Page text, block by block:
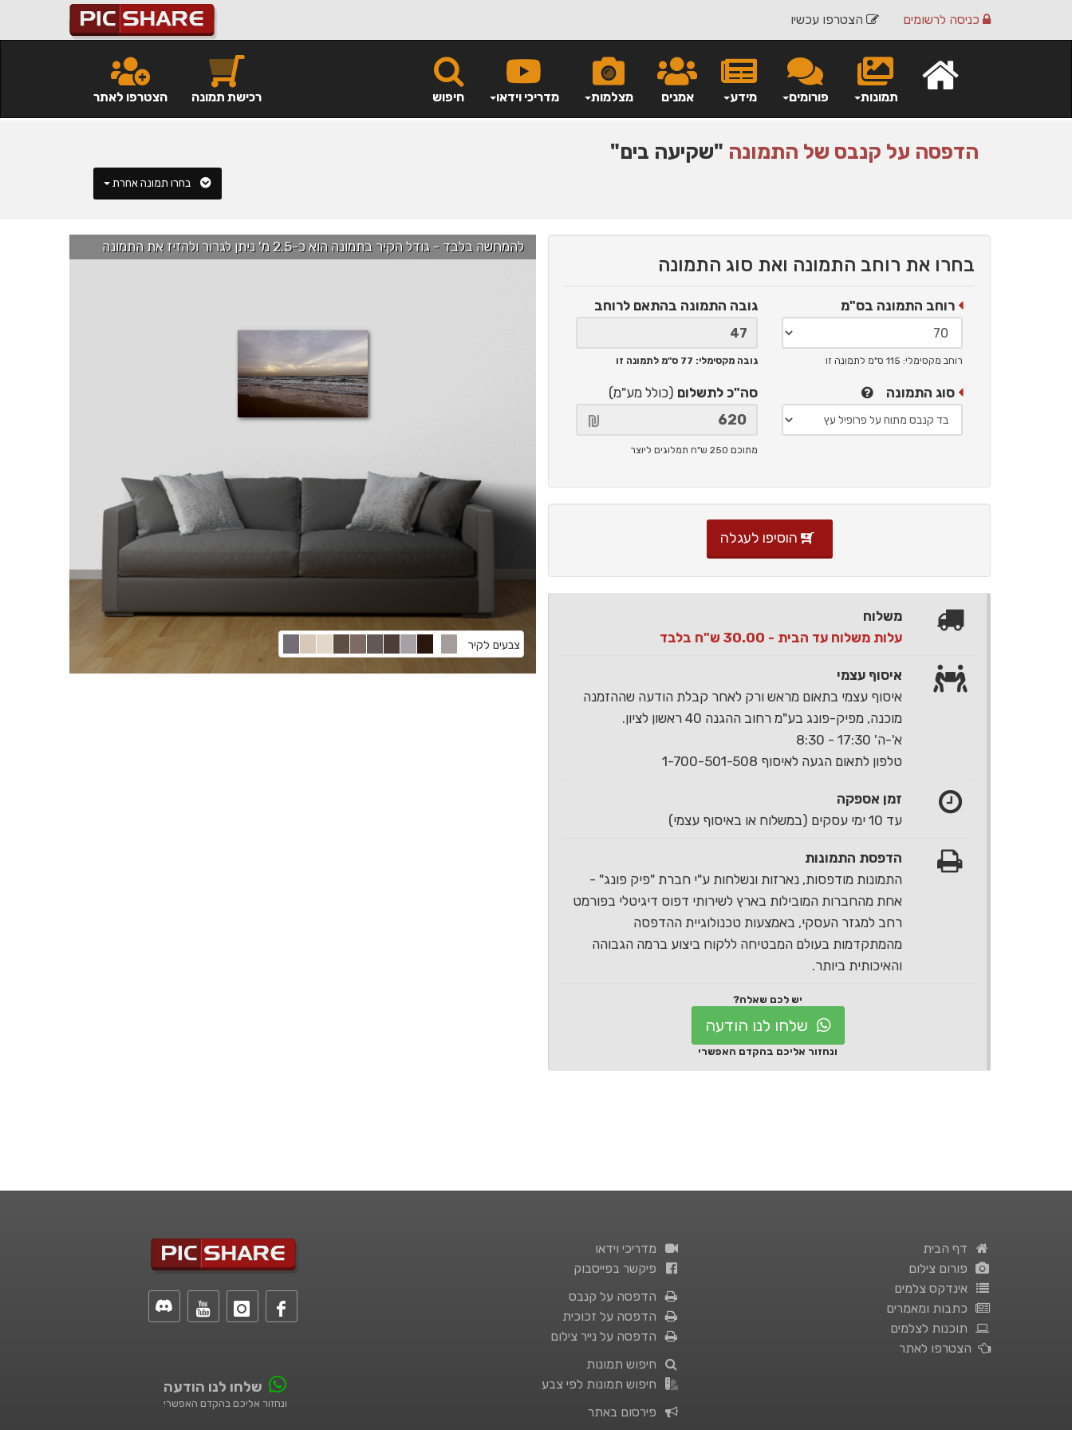
הצטרפו עכשיו כניסה לרשומים
חיפוש מדריכי וידאו מצלמות אמנים מידע פורומים תמונות הצטרפו לאתר רכישת תמונה
הדפסה על קנבס של התמונה "שקיעה בים"
להמחשה בלבד - גודל הקיר בתמונה הוא כ-2.5 מ' ניתן לגרור ולהזיז את התמונה
צבעים לקיר
בחרו את רוחב התמונה ואת סוג התמונה
רוחב התמונה בס"מ
רוחב מקסימלי: 115 ס"מ לתמונה זו
גובה התמונה בהתאם לרוחב
גובה מקסימלי: 77 ס"מ לתמונה זו
סוג התמונה סה"כ לתשלום (כולל מע"מ)
מתוכם 250 ש"ח תמלוגים ליוצר
הוסיפו לעגלה
משלוח
עלות משלוח עד הבית - 30.00 ש"ח בלבד
איסוף עצמי
איסוף עצמי בתאום מראש ורק לאחר קבלת הודעה שההזמנה
מוכנה, מפיק-פונג בע"מ רחוב ההגנה 40 ראשון לציון.
א'-ה' 17:30 - 8:30
טלפון לתאום הגעה לאיסוף 1-700-501-508
זמן אספקה
עד 10 ימי עסקים (במשלוח או באיסוף עצמי)
הדפסת התמונות
התמונות מודפסות, נארזות ונשלחות ע"י חברת "פיק פונג" -
אחת מהחברות המובילות בארץ לשירותי דפוס דיגיטלי בפורמט
רחב למגזר העסקי, באמצעות טכנולוגיית ההדפסה
מהמתקדמות בעולם המבטיחה ללקוח ביצוע ברמה הגבוהה
והאיכותית ביותר.
יש לכם שאלה?
שלחו לנו הודעה
ונחזור אליכם בהקדם האפשרי
שלחו לנו הודעה
ונחזור אליכם בהקדם האפשרי
מדריכי וידאו
פיקשר בפייסבוק
הדפסה על קנבס
הדפסה על זכוכית
הדפסה על נייר צילום
חיפוש תמונות
חיפוש תמונות לפי צבע
פירסום באתר
דף הבית
פורום צילום
אינדקס צלמים
כתבות ומאמרים
תוכנות לצלמים
הצטרפו לאתר